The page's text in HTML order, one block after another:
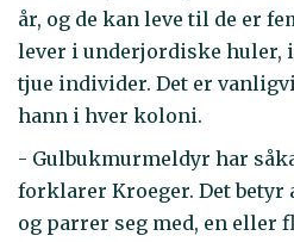
år, og de kan leve til de er
lever i underjordiske huler,
tjue individer. Det er
hann i hver koloni.
- Gulbukmurmeldyr har
forklarer Kroeger. Det betyr
og parrer seg med, en eller